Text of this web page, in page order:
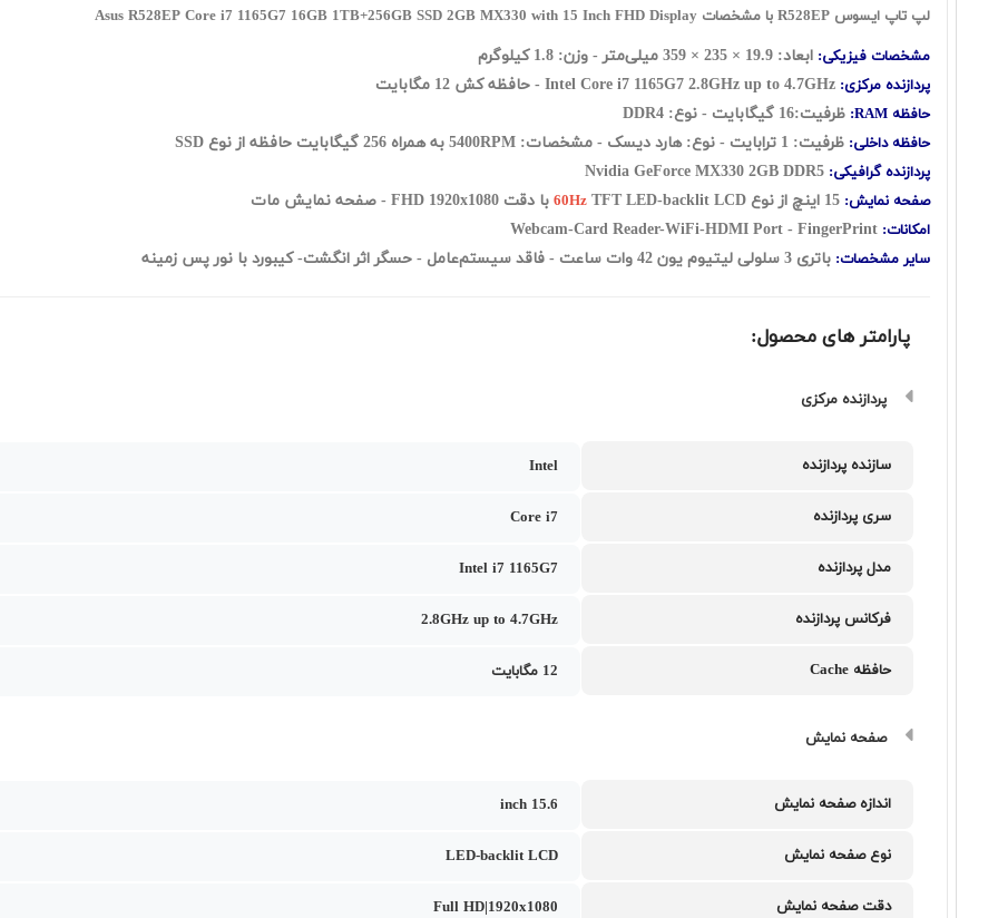
لپ تاپ ایسوس R528EP با مشخصات Asus R528EP Core i7 1165G7 16GB 1TB+256GB SSD 2GB MX330 with 15 Inch FHD Display
مشخصات فیزیکی: ابعاد: 19.9 × 235 × 359 میلی‌متر - وزن: 1.8 کیلوگرم
پردازنده مرکزی:
حافظه RAM: ظرفیت:16 گيگابايت - نوع: DDR4
حافظه داخلی: ظرفیت: 1 ترابايت - نوع: هارد ديسک - مشخصات: 5400RPM به همراه 256 گیگابایت حافظه از نوع SSD
پردازنده گرافیکی:
صفحه نمایش: 60Hz TFT LED-backlit LCD با دقت FHD 1920x1080 - صفحه نمایش مات
امکانات:
سایر مشخصات: باتری 3 سلولی لیتیوم یون 42 وات ساعت - فاقد سيستم‌عامل - حسگر اثر انگشت- کیبورد با نور پس زمینه
پارامتر های محصول:
پردازنده مرکزی
سازنده پردازنده Intel
سری پردازنده Core i7
مدل پردازنده Intel i7 1165G7
فرکانس پردازنده 2.8GHz up to 4.7GHz
حافظه Cache 12 مگابایت
صفحه نمایش
اندازه صفحه نمایش 15.6 inch
نوع صفحه نمایش LED-backlit LCD
دقت صفحه نمایش Full HD|1920x1080